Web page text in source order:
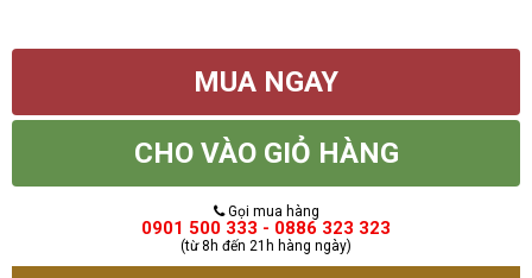
MUA NGAY
CHO VÀO GIỎ HÀNG
Gọi mua hàng
0901 500 333 - 0886 323 323
(từ 8h đến 21h hàng ngày)